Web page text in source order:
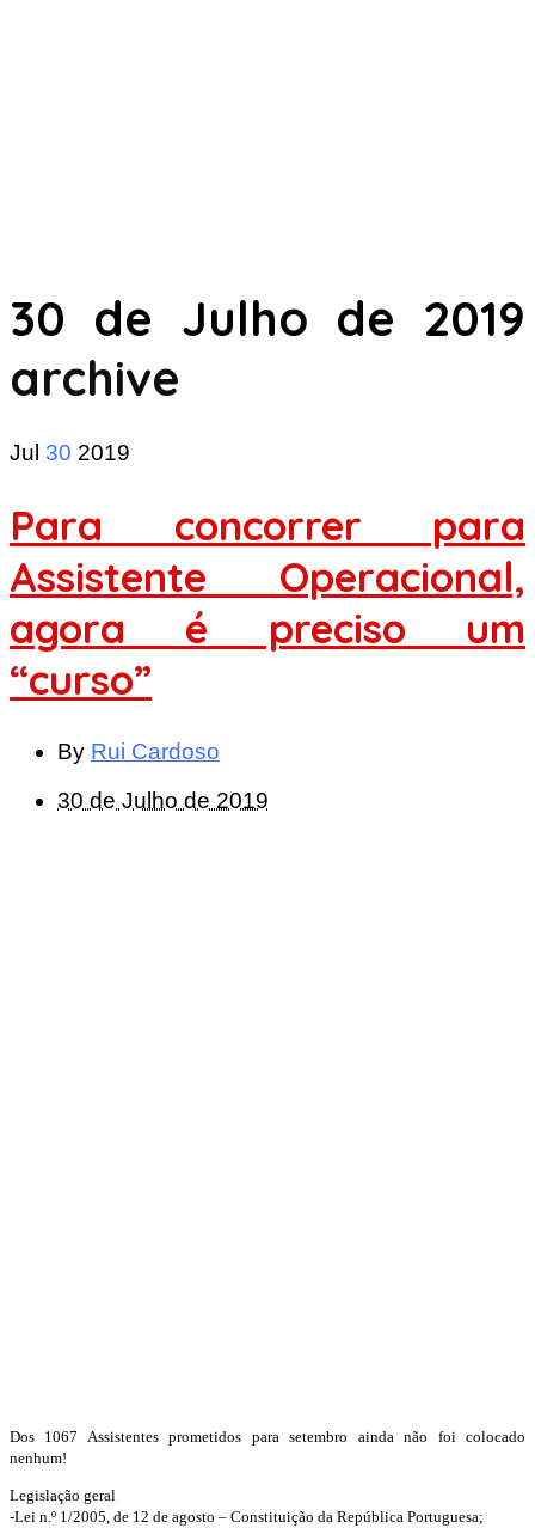
30 de Julho de 2019
archive
Jul 30 2019
Para concorrer para
Assistente Operacional,
agora é preciso um
“curso”
By Rui Cardoso
30 de Julho de 2019
Dos 1067 Assistentes prometidos para setembro ainda não foi colocado
nenhum!
Legislação geral
-Lei n.º 1/2005, de 12 de agosto – Constituição da República Portuguesa;